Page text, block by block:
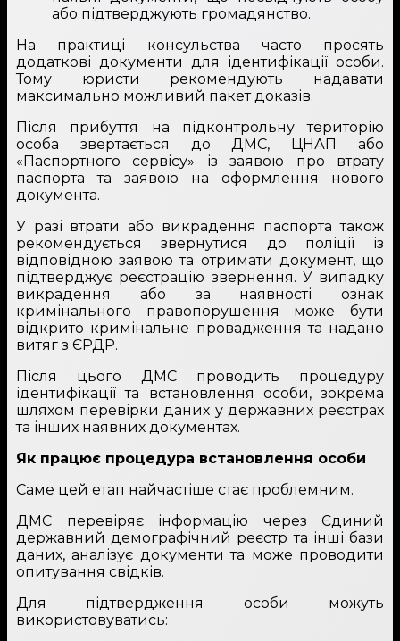
або підтверджують громадянство.
На практиці консульства часто просять
додаткові документи для ідентифікації особи.
Тому юристи рекомендують надавати
максимально можливий пакет доказів.
Після прибуття на підконтрольну територію
особа звертається до ДМС, ЦНАП або
«Паспортного сервісу» із заявою про втрату
паспорта та заявою на оформлення нового
документа.
У разі втрати або викрадення паспорта також
рекомендується звернутися до поліції із
відповідною заявою та отримати документ, що
підтверджує реєстрацію звернення. У випадку
викрадення або за наявності ознак
кримінального правопорушення може бути
відкрито кримінальне провадження та надано
витяг з ЄРДР.
Після цього ДМС проводить процедуру
ідентифікації та встановлення особи, зокрема
шляхом перевірки даних у державних реєстрах
та інших наявних документах.
Як працює процедура встановлення особи
Саме цей етап найчастіше стає проблемним.
ДМС перевіряє інформацію через Єдиний
державний демографічний реєстр та інші бази
даних, аналізує документи та може проводити
опитування свідків.
Для підтвердження особи можуть
використовуватись: